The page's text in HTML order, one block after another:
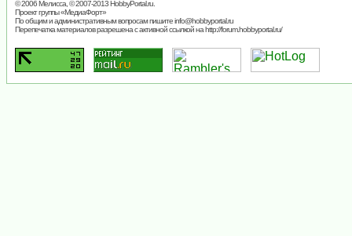
© 2006 Мелисса, © 2007-2013HobbyPortal.ru
Проект группы «МедиаФорт»
По общим и административным вопросам пишитеinfo@hobbyportal.ru
Перепечатка материалов разрешена с активной ссылкой на http://forum.hobbyportal.ru/